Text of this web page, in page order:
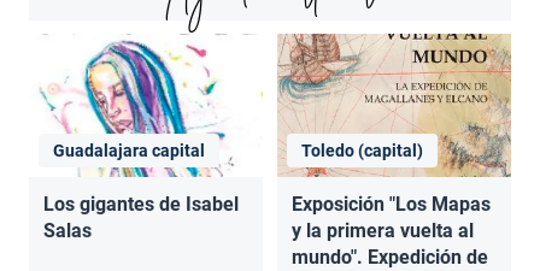
Guadalajara capital
Los gigantes de Isabel
Salas
Toledo (capital)
Exposición "Los Mapas
y la primera vuelta al
mundo". Expedición de